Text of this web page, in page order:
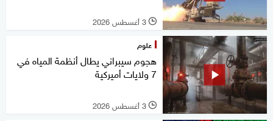
l 3 أغسطس 2026
علوم
هجوم سيبراني يطال أنظمة المياه في
7 ولايات أميركية
l 3 أغسطس 2026